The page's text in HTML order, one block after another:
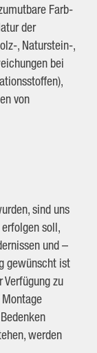
Farb-
der
, Naturstein-,
bei
von
sind uns
soll,
und –
gewünscht ist
zu
werden